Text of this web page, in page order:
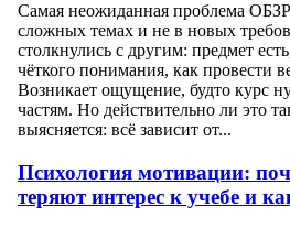
Самая неожиданная проблема ОБЗР
сложных темах и не в новых
столкнулись с другим: предмет
чёткого понимания, как провести
Возникает ощущение, будто курс
частям. Но действительно ли это
выясняется: всё зависит от...
Психология мотивации:
теряют интерес к учебе и